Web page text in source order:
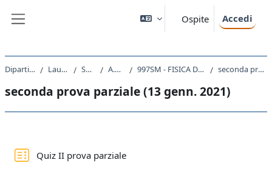
Ospite Accedi
Dipartimento di Fisica Laurea Magistrale SM23 - FISICA A.A. 2020 - 2021 997SM - FISICA DELLA MATERIA CONDENSATA I 2020 seconda prova parziale (13 genn. 2021)
seconda prova parziale (13 genn. 2021)
Quiz II prova parziale